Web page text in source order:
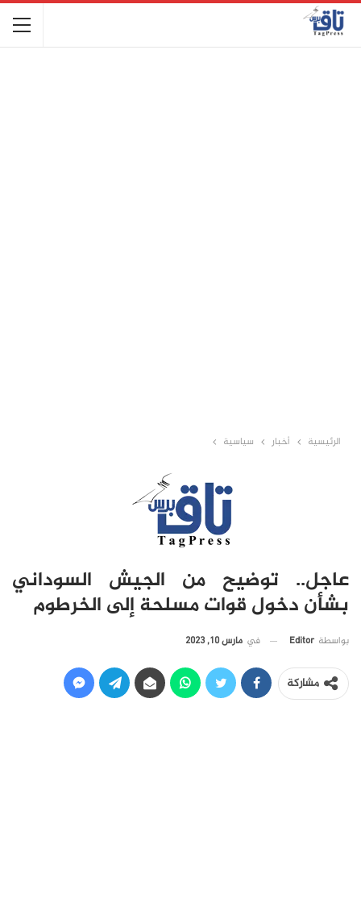
الرئيسية أخبار سياسية
عاجل.. توضيح من الجيش السوداني
بشأن دخول قوات مسلحة إلى الخرطوم
بواسطة Editor في مارس 10, 2023
مشاركة